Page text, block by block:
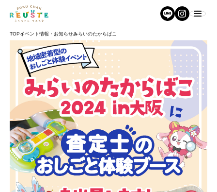
TOPイベント情報・お知らせみらいのたからばこ